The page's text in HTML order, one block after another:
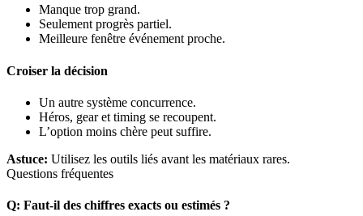
Manque trop grand.
Seulement progrès partiel.
Meilleure fenêtre événement proche.
Croiser la décision
Un autre système concurrence.
Héros, gear et timing se recoupent.
L’option moins chère peut suffire.
Astuce: Utilisez les outils liés avant les matériaux rares.
Questions fréquentes
Q: Faut-il des chiffres exacts ou estimés ?